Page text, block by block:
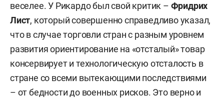
веселее. У Рикардо был свой критик – Фридрих
Лист, который совершенно справедливо указал,
что в случае торговли стран с разным уровнем
развития ориентирование на «отсталый» товар
консервирует и технологическую отсталость в
стране со всеми вытекающими последствиями
– от бедности до военных рисков. Это верно и